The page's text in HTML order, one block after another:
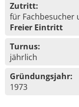
Zutritt:
für Fachbesucher
Freier Eintritt
Turnus:
jährlich
Gründungsjahr:
1973